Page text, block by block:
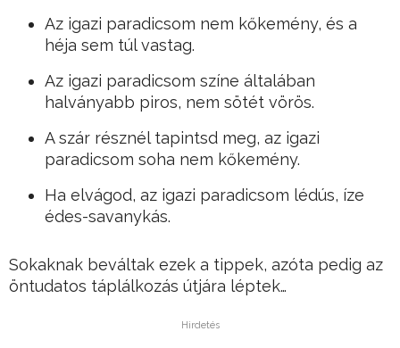
Az igazi paradicsom nem kőkemény, és a
héja sem túl vastag.
Az igazi paradicsom színe általában
halványabb piros, nem sötét vörös.
A szár résznél tapintsd meg, az igazi
paradicsom soha nem kőkemény.
Ha elvágod, az igazi paradicsom lédús, íze
édes-savanykás.
Sokaknak beváltak ezek a tippek, azóta pedig az
öntudatos táplálkozás útjára léptek…
Hirdetés